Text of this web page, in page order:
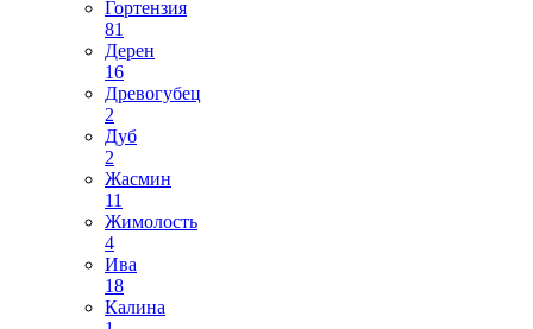
Гортензия
81
Дерен
16
Древогубец
2
Дуб
2
Жасмин
11
Жимолость
4
Ива
18
Калина